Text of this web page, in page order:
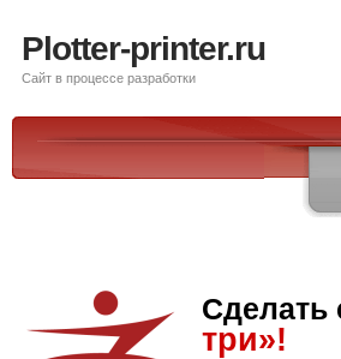
Plotter-printer.ru
Сайт в процессе разработки
Сделать
три»!